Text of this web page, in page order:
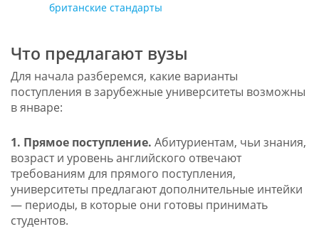
британские стандарты
Что предлагают вузы
Для начала разберемся, какие варианты
поступления в зарубежные университеты возможны
в январе:
1. Прямое поступление. Абитуриентам, чьи знания,
возраст и уровень английского отвечают
требованиям для прямого поступления,
университеты предлагают дополнительные интейки
— периоды, в которые они готовы принимать
студентов.